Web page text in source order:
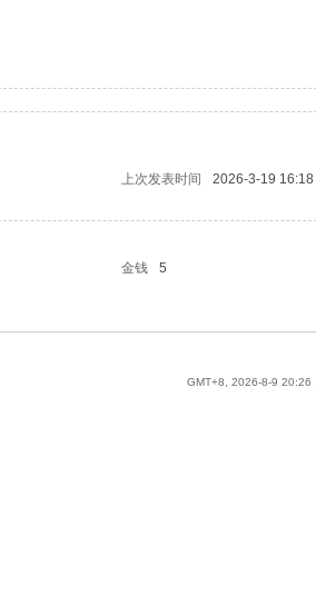
上次发表时间
2026-3-19 16:18
金钱
5
GMT+8, 2026-8-9 20:26